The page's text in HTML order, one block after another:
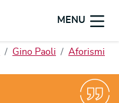
MENU
Gino Paoli
Aforismi